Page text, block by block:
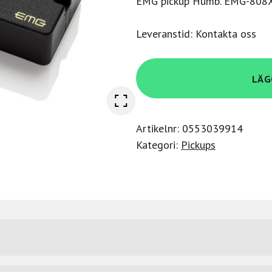
Leveranstid: Kontakta oss
Emg
808X-
BK
Artikelnr: 0553039914
Kategori: Pickups